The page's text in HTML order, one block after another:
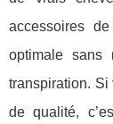
accessoires
optimale sans
transpiration. Si
de qualité,